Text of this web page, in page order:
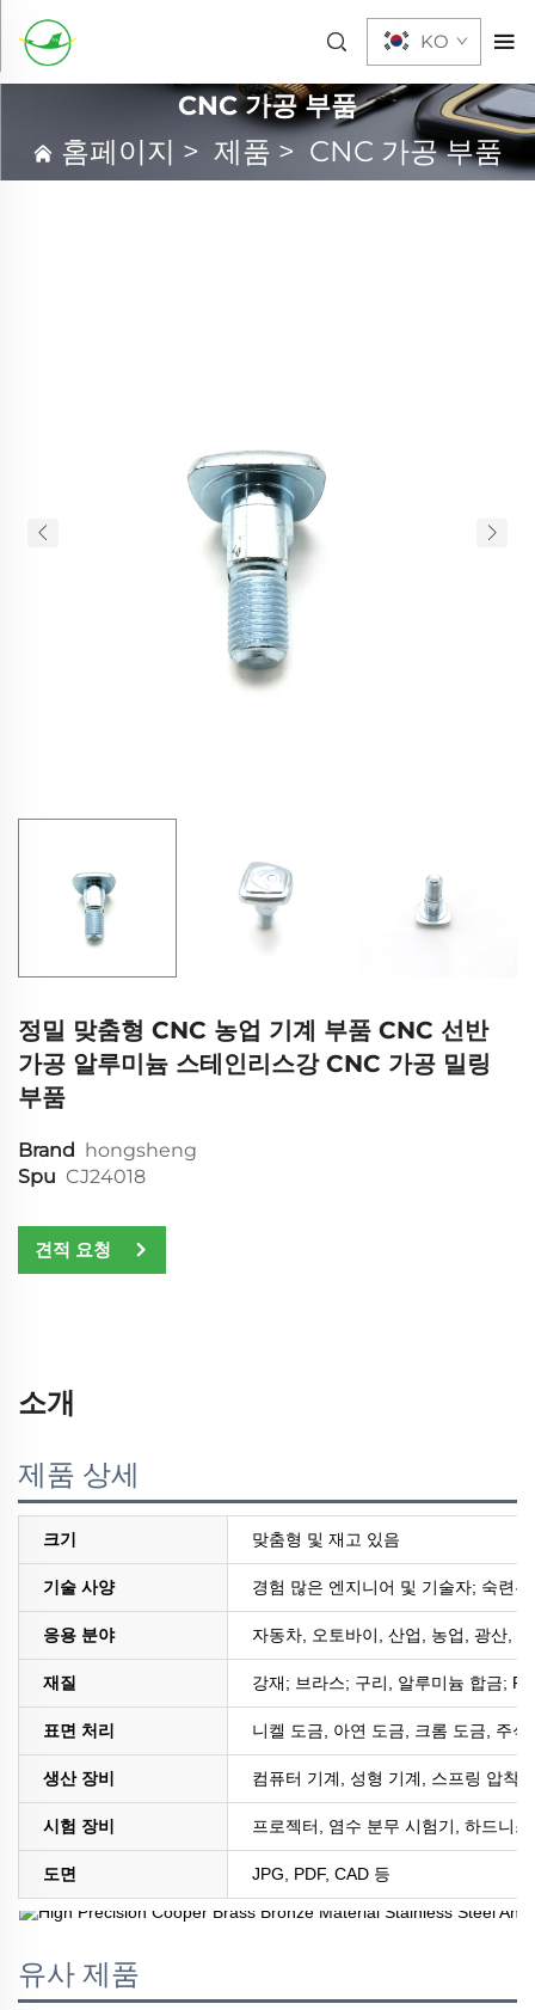
KO
CNC 가공 부품
홈페이지 > 제품 > CNC 가공 부품
정밀 맞춤형 CNC 농업 기계 부품 CNC 선반
가공 알루미늄 스테인리스강 CNC 가공 밀링
부품
Brand hongsheng
Spu CJ24018
견적 요청
소개
제품 상세
크기 맞춤형 및 재고 있음
기술 사양 경험 많은 엔지니어 및 기술자; 숙련
응용 분야 자동차, 오토바이, 산업, 농업, 광산,
재질 강재; 브라스; 구리, 알루미늄 합금;
표면 처리 니켈 도금, 아연 도금, 크롬 도금, 주
생산 장비 컴퓨터 기계, 성형 기계, 스프링 압착
시험 장비 프로젝터, 염수 분무 시험기, 하드니
도면 JPG, PDF, CAD 등
유사 제품